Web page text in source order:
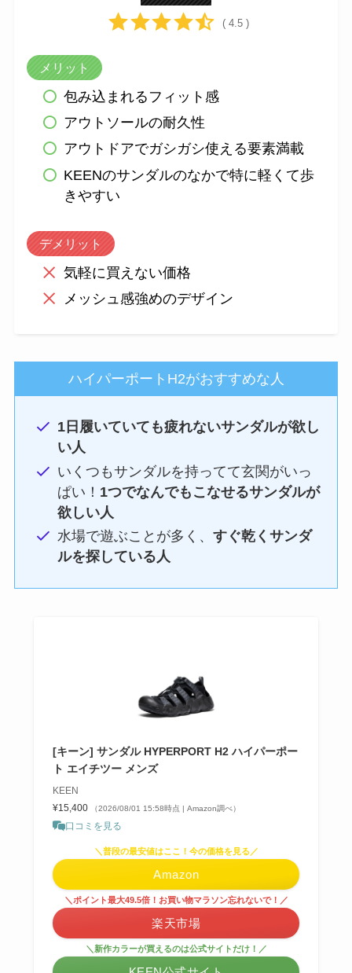
( 4.5 )
メリット
包み込まれるフィット感
アウトソールの耐久性
アウトドアでガシガシ使える要素満載
KEENのサンダルのなかで特に軽くて歩
きやすい
デメリット
気軽に買えない価格
メッシュ感強めのデザイン
ハイパーポートH2がおすすめな人
1日履いていても疲れないサンダルが欲し
い人
いくつもサンダルを持ってて玄関がいっ
ぱい！ 1つでなんでもこなせるサンダルが
欲しい人
水場で遊ぶことが多く、 すぐ乾くサンダ
ルを探している人
[キーン] サンダル HYPERPORT H2 ハイパーポー
ト エイチツー メンズ
KEEN
¥15,400
（2026/08/01 15:58時点 | Amazon調べ）
口コミを見る
＼普段の最安値はここ！今の価格を見る／
Amazon
＼ポイント最大49.5倍！お買い物マラソン忘れないで！／
楽天市場
＼新作カラーが買えるのは公式サイトだけ！／